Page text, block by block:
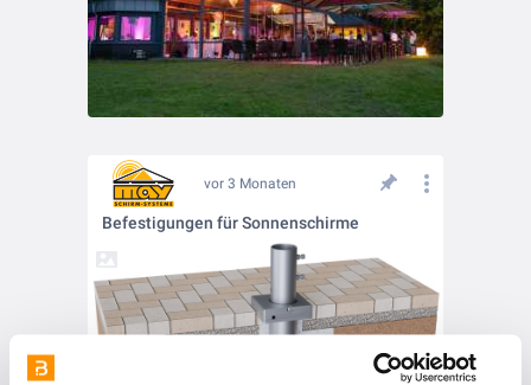
vor 3 Monaten
Befestigungen für Sonnenschirme